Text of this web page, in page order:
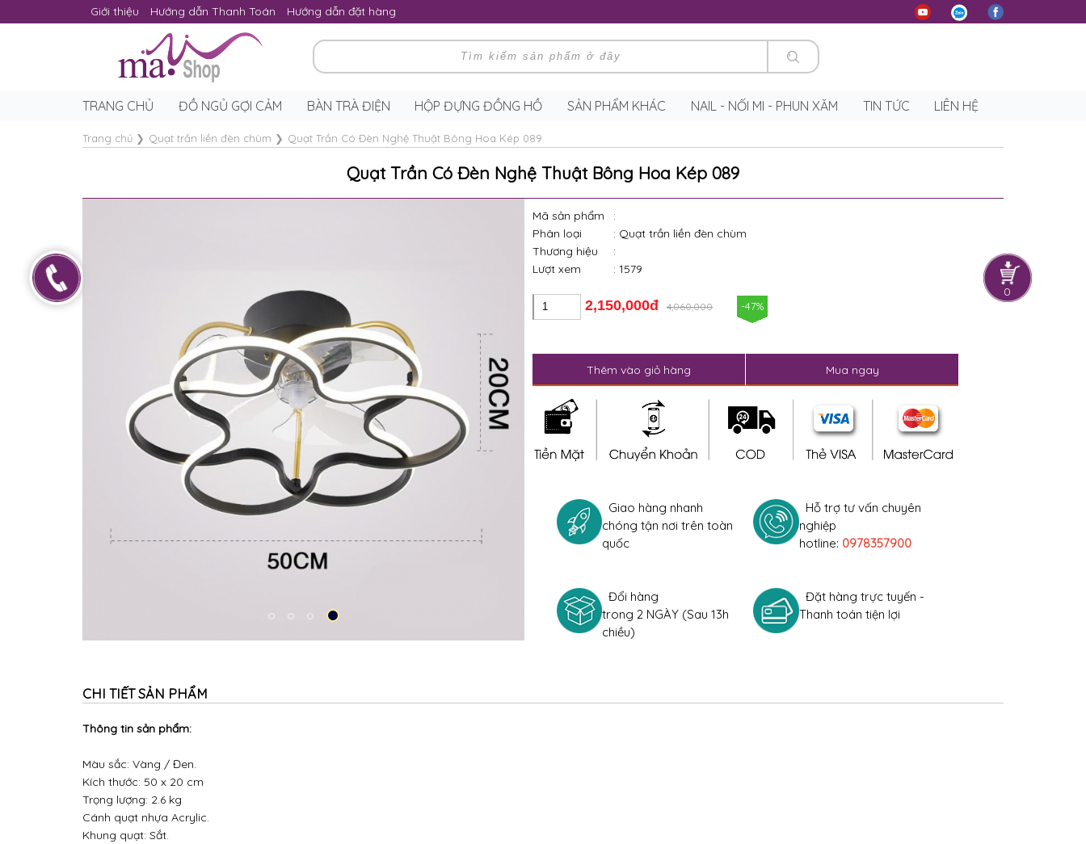
Giới thiệu Hướng dẫn Thanh Toán Hướng dẫn đặt hàng
0
TRANG CHỦ ĐỒ NGỦ GỢI CẢM BÀN TRÀ ĐIỆN HỘP ĐỰNG ĐỒNG HỒ SẢN PHẨM KHÁC NAIL - NỐI MI - PHUN XĂM TIN TỨC LIÊN HỆ
Trang chủ ❯ Quạt trần liền đèn chùm ❯ Quạt Trần Có Đèn Nghệ Thuật Bông Hoa Kép 089
Quạt Trần Có Đèn Nghệ Thuật Bông Hoa Kép 089
Mã sản phẩm
:
Phân loại
: Quạt trần liền đèn chùm
Thương hiệu
:
Lượt xem
: 1579
2,150,000đ 4,060,000 -47%
Thêm vào giỏ hàng Mua ngay
Giao hàng nhanh
chóng tận nơi trên toàn
quốc
Hỗ trợ tư vấn chuyên
nghiệp
hotline: 0978357900
Đổi hàng
trong 2 NGÀY (Sau 13h
chiều)
Đặt hàng trực tuyến -
Thanh toán tiện lợi
CHI TIẾT SẢN PHẨM
Thông tin sản phẩm:
Màu sắc: Vàng / Đen.
Kích thước: 50 x 20 cm
Trọng lượng: 2.6 kg
Cánh quạt nhựa Acrylic.
Khung quạt: Sắt.